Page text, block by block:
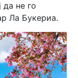
да не го
Ла Букериа.